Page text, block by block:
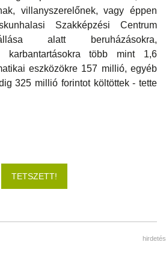
villanyszerelőnek, vagy éppen
Szakképzési Centrum
alatt beruházásokra,
karbantartásokra több mint 1,6
eszközökre 157 millió, egyéb
325 millió forintot költöttek - tette
TETSZETT!
hirdetés